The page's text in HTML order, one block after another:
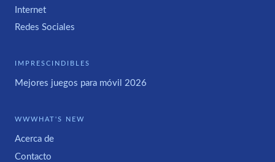
Internet
Redes Sociales
IMPRESCINDIBLES
Mejores juegos para móvil 2026
WWWHAT'S NEW
Acerca de
Contacto